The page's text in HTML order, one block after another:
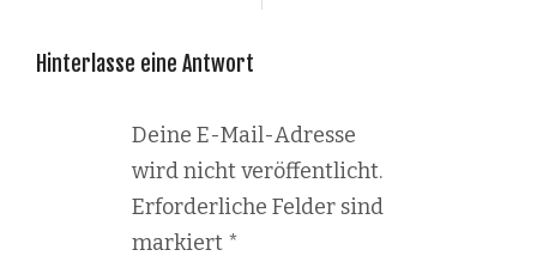
Hinterlasse eine Antwort
Deine E-Mail-Adresse
wird nicht veröffentlicht.
Erforderliche Felder sind
markiert *